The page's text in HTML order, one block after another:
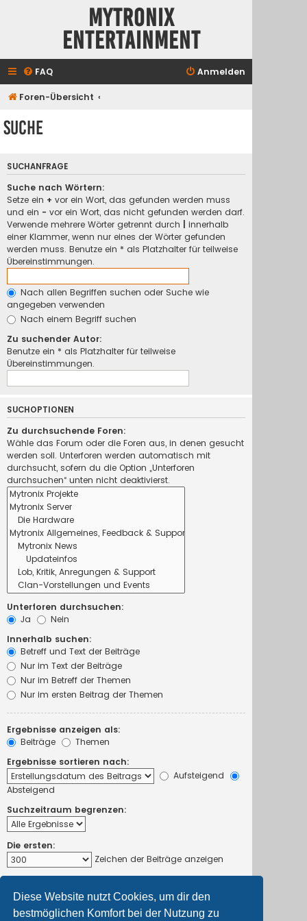
Diese Website nutzt Cookies, um dir den
bestmöglichen Komfort bei der Nutzung zu
Mytronix
Entertainment
FAQ Anmelden
Foren-Übersicht
Suche
SUCHANFRAGE
Suche nach Wörtern:
Setze ein + vor ein Wort, das gefunden werden muss
und ein - vor ein Wort, das nicht gefunden werden darf.
Verwende mehrere Wörter getrennt durch
innerhalb
einer Klammer, wenn nur eines der Wörter gefunden
werden muss. Benutze ein * als Platzhalter für teilweise
Übereinstimmungen.
Nach allen Begriffen suchen oder Suche wie
angegeben verwenden
Nach einem Begriff suchen
Zu suchender Autor:
Benutze ein * als Platzhalter für teilweise
Übereinstimmungen.
SUCHOPTIONEN
Zu durchsuchende Foren:
Wähle das Forum oder die Foren aus, in denen gesucht
werden soll. Unterforen werden automatisch mit
durchsucht, sofern du die Option „Unterforen
durchsuchen“ unten nicht deaktivierst.
Unterforen durchsuchen:
Ja
Nein
Innerhalb suchen:
Betreff und Text der Beiträge
Nur im Text der Beiträge
Nur im Betreff der Themen
Nur im ersten Beitrag der Themen
Ergebnisse anzeigen als:
Beiträge
Themen
Ergebnisse sortieren nach:
Aufsteigend
Absteigend
Suchzeitraum begrenzen:
Die ersten:
Zeichen der Beiträge anzeigen